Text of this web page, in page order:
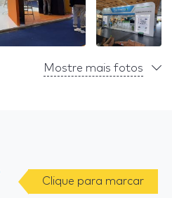
Mostre mais fotos
Clique para marcar